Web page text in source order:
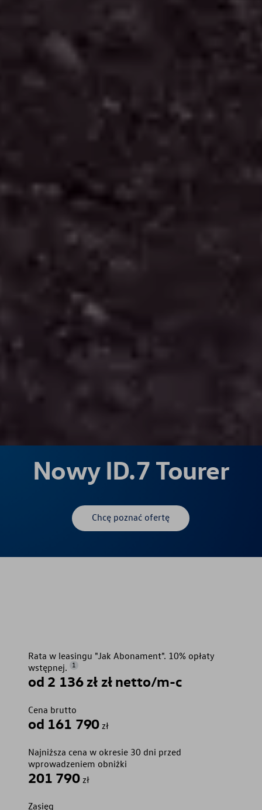
Nowy ID.7 Tourer
Chcę poznać ofertę
Rata w leasingu "Jak Abonament". 10% opłaty
wstępnej.
1
od 2 136 zł zł netto/m-c
Cena brutto
od 161 790 zł
Najniższa cena w okresie 30 dni przed
wprowadzeniem obniżki
201 790 zł
Zasięg